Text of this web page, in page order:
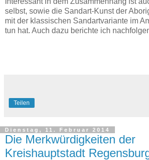
selbst, sowie die Sandart-Kunst der
mit der klassischen Sandartvariante im
tun hat. Auch dazu berichte ich
Teilen
Dienstag, 11. Februar 2014
Die Merkwürdigkeiten der
Kreishauptstadt